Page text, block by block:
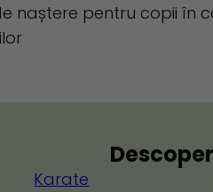
naștere pentru copii în
Karate